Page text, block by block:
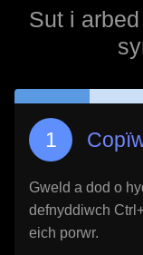
Sut i
Gweld a dod o
defnyddiwch
eich porwr.